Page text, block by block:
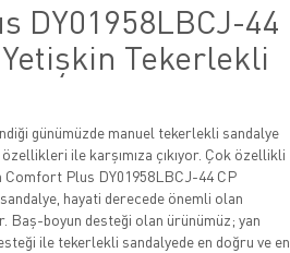
DY01958LBCJ-44
Tekerlekli
günümüzde manuel tekerlekli sandalye
ile karşımıza çıkıyor. Çok özellikli
Plus DY01958LBCJ-44 CP
hayati derecede önemli olan
Baş-boyun desteği olan ürünümüz; yan
ile tekerlekli sandalyede en doğru ve en